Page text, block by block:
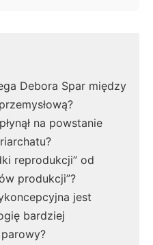
Debora Spar między
na powstanie
reprodukcji” od
produkcji”?
jest
bardziej